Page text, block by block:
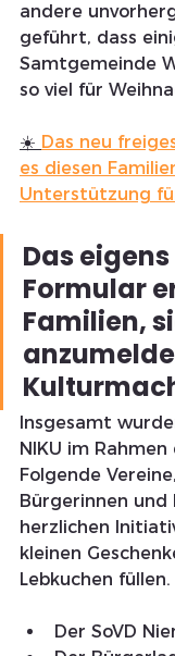
andere
geführt, dass
Samtgemeinde
so viel für
☀️ Das neu
es diesen
Unterstützung
Das
Formular
Familien,
Insgesamt
NIKU im
Folgende
Bürgerinnen und
herzlichen
kleinen
Lebkuchen füllen.
Der SoVD